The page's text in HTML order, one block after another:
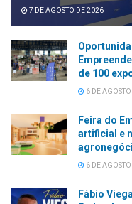
7 DE AGOSTO DE 2026
de 100
6 DE
Feira do
artificial e
6 DE
Fábio